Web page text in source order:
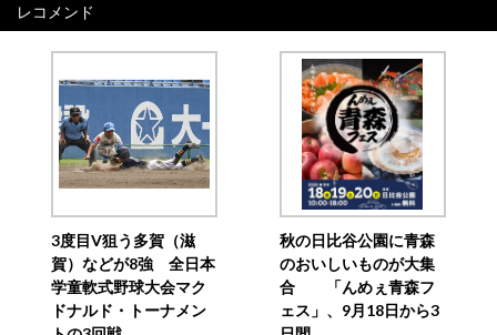
レコメンド
3度目V狙う多賀（滋
賀）などが8強 全日本
学童軟式野球大会マク
ドナルド・トーナメン
秋の日比谷公園に青森
のおいしいものが大集
合 「んめぇ青森フ
ェス」、9月18日から3